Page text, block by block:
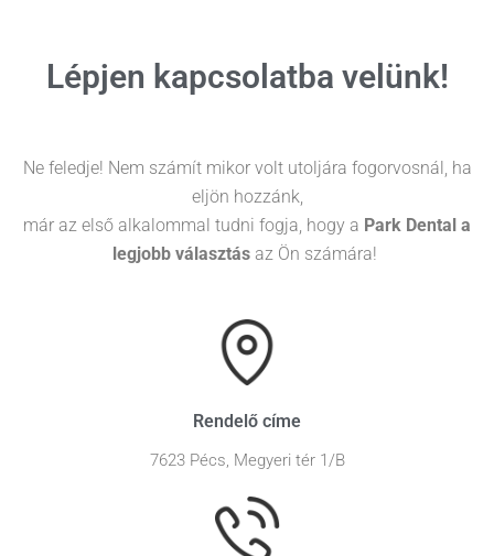
Lépjen kapcsolatba velünk!
Ne feledje! Nem számít mikor volt utoljára fogorvosnál, ha
eljön hozzánk,
már az első alkalommal tudni fogja, hogy a Park Dental a
legjobb választás az Ön számára!
Rendelő címe
7623 Pécs, Megyeri tér 1/B